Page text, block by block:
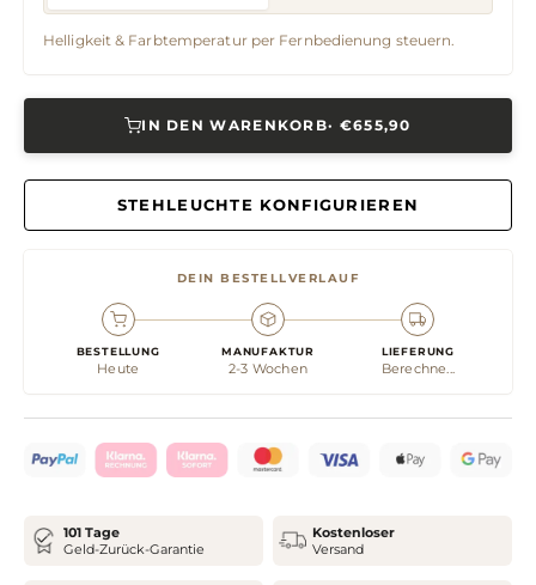
Helligkeit & Farbtemperatur per Fernbedienung steuern.
IN DEN WARENKORB· €655,90
STEHLEUCHTE KONFIGURIEREN
DEIN BESTELLVERLAUF
BESTELLUNG
Heute
MANUFAKTUR
2-3 Wochen
LIEFERUNG
Berechne...
101 Tage
Geld-Zurück-Garantie
Kostenloser
Versand